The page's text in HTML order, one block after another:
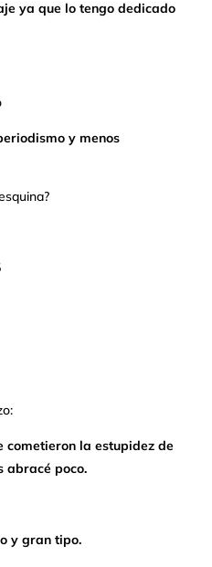
ya que lo tengo dedicado
y menos
la estupidez de
abracé poco.
y gran tipo.